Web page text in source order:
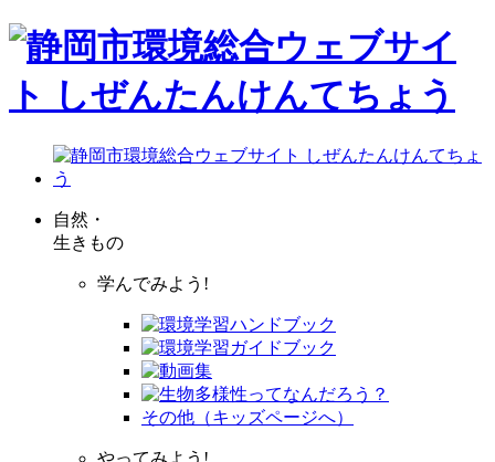
自然・
生きもの
学んでみよう!
その他（キッズページへ）
やってみよう!